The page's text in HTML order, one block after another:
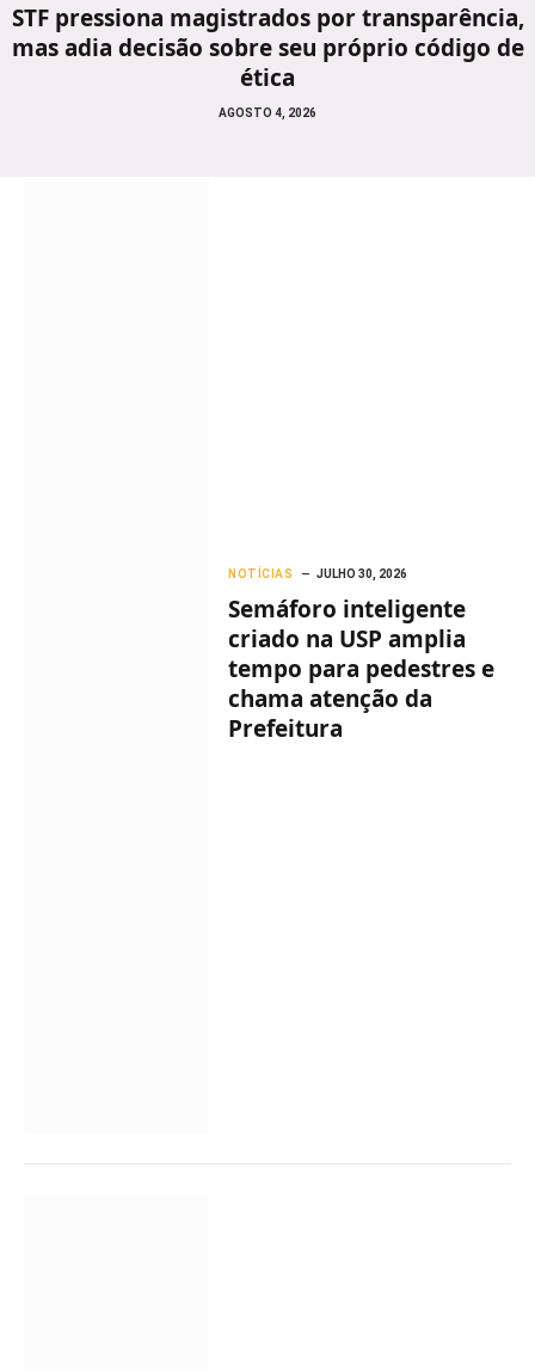
STF pressiona magistrados por transparência,
mas adia decisão sobre seu próprio código de
ética
AGOSTO 4, 2026
NOTÍCIAS JULHO 30, 2026
Semáforo inteligente
criado na USP amplia
tempo para pedestres e
chama atenção da
Prefeitura